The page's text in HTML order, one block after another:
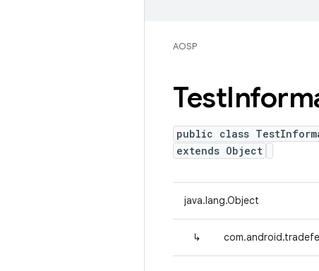
AOSP
Test
public class
extends Object
java.lang.Object
↳